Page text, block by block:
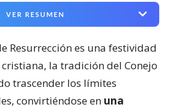
VER RESUMEN
Resurrección es una festividad
la tradición del Conejo
trascender los límites
convirtiéndose en una